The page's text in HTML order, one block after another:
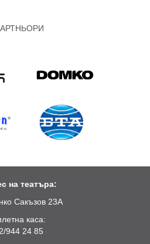
на театъра:
Сакъзов 23А
каса:
944 24 85